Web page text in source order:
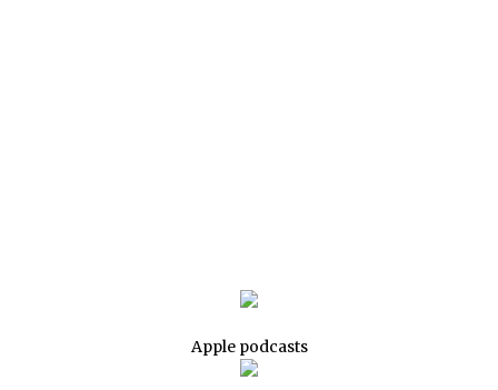
Apple podcasts